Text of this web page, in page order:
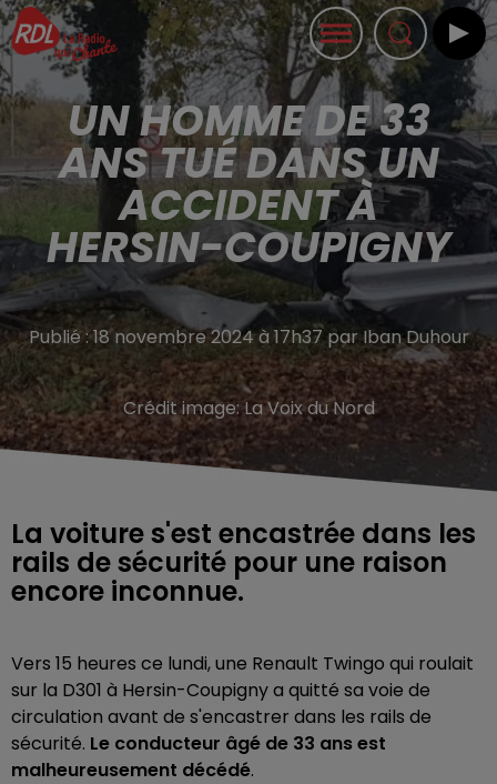
UN HOMME DE 33
ANS TUÉ DANS UN
ACCIDENT À
HERSIN-COUPIGNY
Publié : 18 novembre 2024 à 17h37 par Iban Duhour
Crédit image:La Voix du Nord
La voiture s'est encastrée dans les
rails de sécurité pour une raison
encore inconnue.
Vers 15 heures ce lundi, une Renault Twingo qui roulait
sur la D301 à Hersin-Coupigny a quitté sa voie de
circulation avant de s'encastrer dans les rails de
sécurité. Le conducteur âgé de 33 ans est
malheureusement décédé.